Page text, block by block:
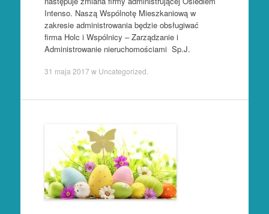
Intenso. Naszą Wspólnotę Mieszkaniową w
zakresie administrowania będzie obsługiwać
firma Holc i Wspólnicy – Zarządzanie i
Administrowanie nieruchomościami Sp.J.
31 maja 2017 w Uncategorized